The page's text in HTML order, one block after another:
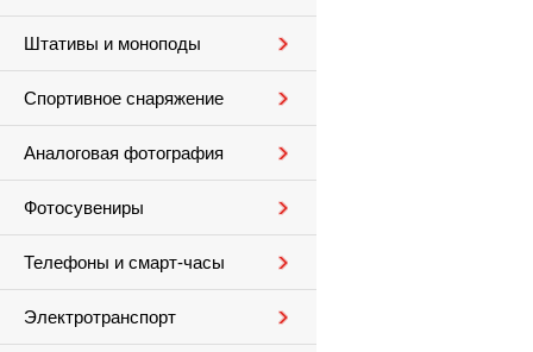
Штативы и моноподы
Спортивное снаряжение
Аналоговая фотография
Фотосувениры
Телефоны и смарт-часы
Электротранспорт